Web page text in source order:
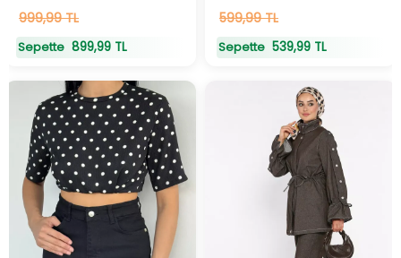
12adetstokta
999,99 TL
Sepette 899,99 TL
22adetstokta
599,99 TL
Sepette 539,99 TL